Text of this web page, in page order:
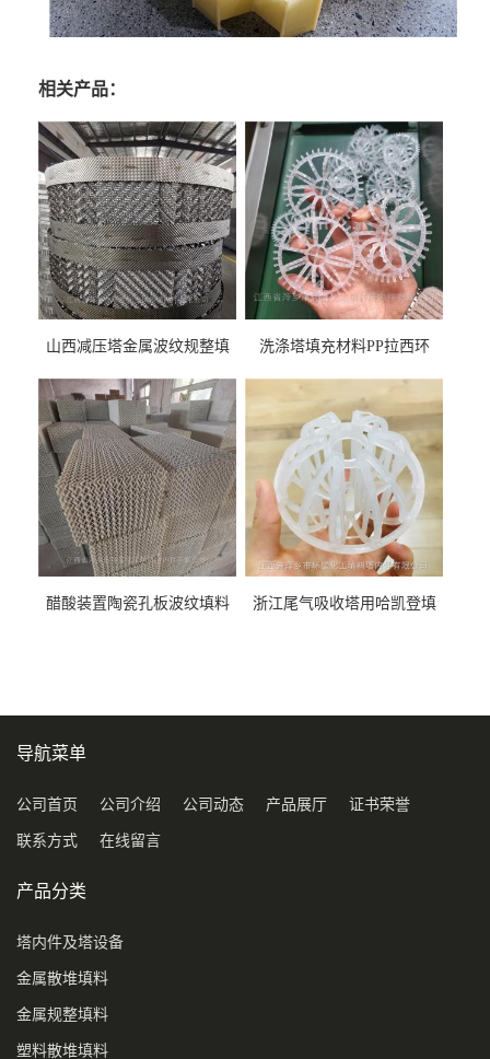
相关产品：
山西减压塔金属波纹规整填
料
洗涤塔填充材料PP拉西环
醋酸装置陶瓷孔板波纹填料
浙江尾气吸收塔用哈凯登填
导航菜单
公司首页 公司介绍 公司动态 产品展厅 证书荣誉
联系方式 在线留言
产品分类
塔内件及塔设备
金属散堆填料
金属规整填料
塑料散堆填料